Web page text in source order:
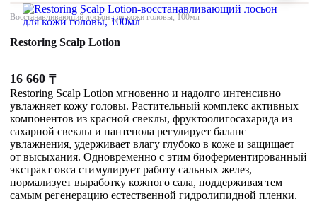
Восстанавливающий лосьон для кожи головы, 100мл
Restoring Scalp Lotion
16 660 ₸
Restoring Scalp Lotion мгновенно и надолго интенсивно
увлажняет кожу головы. Растительный комплекс активных
компонентов из красной свеклы, фруктоолигосахарида из
сахарной свеклы и пантенола регулирует баланс
увлажнения, удерживает влагу глубоко в коже и защищает
от высыхания. Одновременно с этим биоферментированный
экстракт овса стимулирует работу сальных желез,
нормализует выработку кожного сала, поддерживая тем
самым регенерацию естественной гидролипидной пленки.